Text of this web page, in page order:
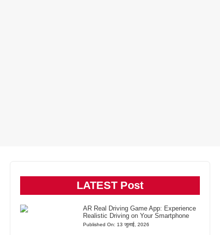
LATEST Post
AR Real Driving Game App: Experience
Realistic Driving on Your Smartphone
Published On: 13 जुलाई, 2026